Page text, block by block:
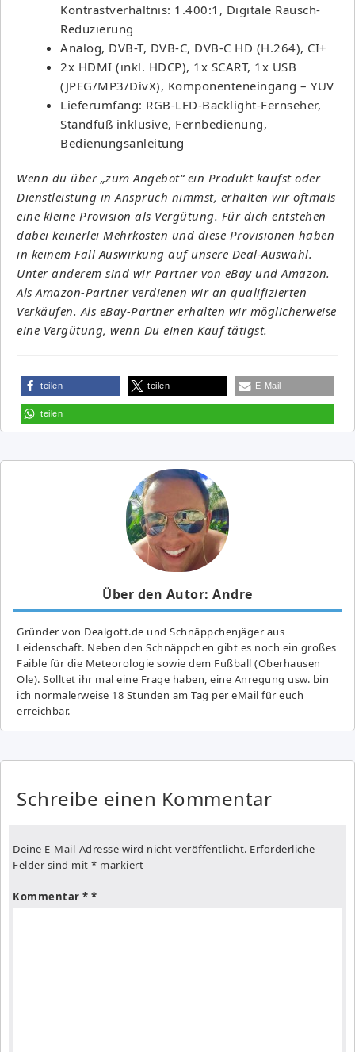
Kontrastverhältnis: 1.400:1, Digitale Rausch-
Reduzierung
Analog, DVB-T, DVB-C, DVB-C HD (H.264), CI+
2x HDMI (inkl. HDCP), 1x SCART, 1x USB
(JPEG/MP3/DivX), Komponenteneingang – YUV
Lieferumfang: RGB-LED-Backlight-Fernseher,
Standfuß inklusive, Fernbedienung,
Bedienungsanleitung
Wenn du über „zum Angebot“ ein Produkt kaufst oder
Dienstleistung in Anspruch nimmst, erhalten wir oftmals
eine kleine Provision als Vergütung. Für dich entstehen
dabei keinerlei Mehrkosten und diese Provisionen haben
in keinem Fall Auswirkung auf unsere Deal-Auswahl.
Unter anderem sind wir Partner von eBay und Amazon.
Als Amazon-Partner verdienen wir an qualifizierten
Verkäufen. Als eBay-Partner erhalten wir möglicherweise
eine Vergütung, wenn Du einen Kauf tätigst.
teilen teilen E-Mail
teilen
Über den Autor: Andre
Gründer von Dealgott.de und Schnäppchenjäger aus
Leidenschaft. Neben den Schnäppchen gibt es noch ein großes
Fai­ble für die Meteorologie sowie dem Fußball (Oberhausen
Ole). Solltet ihr mal eine Frage haben, eine Anregung usw. bin
ich normalerweise 18 Stunden am Tag per eMail für euch
erreichbar.
Schreibe einen Kommentar
Deine E-Mail-Adresse wird nicht veröffentlicht. Erforderliche
Felder sind mit * markiert
Kommentar *